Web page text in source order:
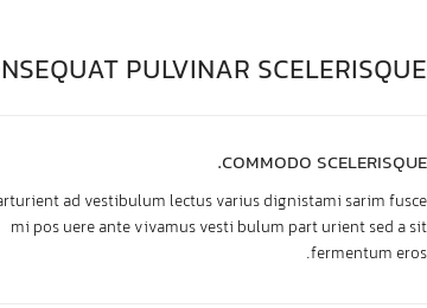
PULVINAR SCELERISQUE
COMMODO SCELERISQUE.
ad vestibulum lectus varius dignistami sarim fusce
mi pos uere ante vivamus vesti bulum part urient sed a sit
fermentum eros.